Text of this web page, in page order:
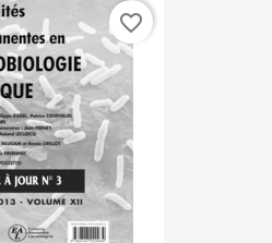
favorite_border